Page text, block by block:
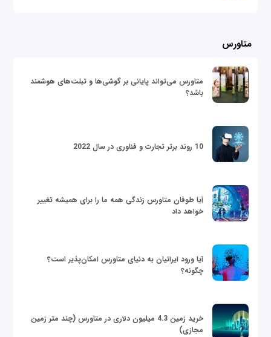
متاورس
متاورس می‌تواند پایانی بر گوشی‌ها و تبلت‌های هوشمند
باشد؟
10 روند برتر تجارت و فناوری در سال 2022
آیا طوفان متاورس زندگی همه ما را برای همیشه تغییر
خواهد داد
آیا ورود ایرانیان به دنیای متاورس امکان‌پذیر است؟
چگونه؟
خرید زمین 4.3 میلیون دلاری در متاورس (چند متر زمین
مجازی)